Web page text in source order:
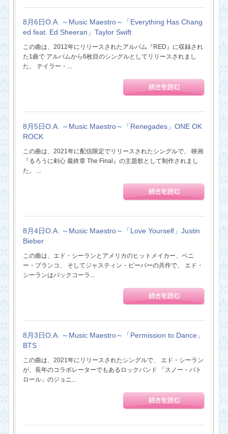
8月6日O.A. ～Music Maestro～「Everything Has Chang
ed feat. Ed Sheeran」Taylor Swift
この曲は、2012年にリリースされたアルバム『RED』に収録され
た1曲で アルバムから6枚目のシングルとしてリリースされまし
た。 テイラー・...
8月5日O.A. ～Music Maestro～「Renegades」ONE OK
ROCK
この曲は、2021年に配信限定でリリースされたシングルで、 映画
『るろうに剣心 最終章 The Final』の主題歌として制作されまし
た。 ...
8月4日O.A. ～Music Maestro～「Love Yourself」Justin
Bieber
この曲は、エド・シーランとアメリカのヒットメイカー、ベニ
ー・ブランコ、 そしてジャスティン・ビーバーの共作で、 エド・
シーランはバックコーラ...
8月3日O.A. ～Music Maestro～「Permission to Dance」
BTS
この曲は、2021年にリリースされたシングルで、 エド・シーラン
が、長年のコラボレーターでもあるロックバンド 「スノー・パト
ロール」のジョニ...